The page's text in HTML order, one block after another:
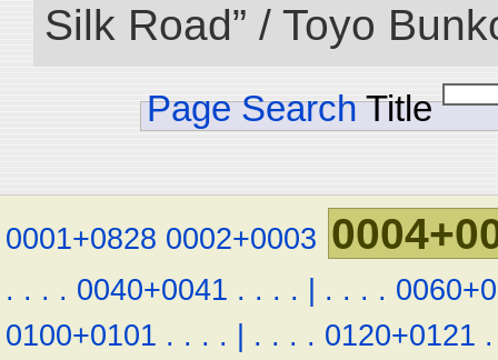
Silk Road” / Toyo
Page Search Title
0001+0828 0002+0003
. . . . 0040+0041 . . . . | . . . .
0100+0101 . . . . | . . . . 0120+0121 .